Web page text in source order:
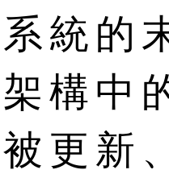
統的
構中
更新